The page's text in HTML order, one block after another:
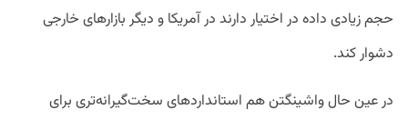
حجم زیادی داده در اختیار دارند در آمریکا و دیگر بازارهای خارجی
دشوار کند.
در عین حال واشینگتن هم استاندارد‌های سخت‌گیرانه‌تری برای